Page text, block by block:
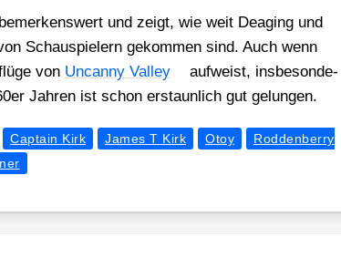
und zeigt, wie weit Deaging und
Schau­spie­lern gekom­men sind. Auch wenn
von Uncan­ny Val­ley
auf­weist, ins­be­son­de­
Jah­ren ist schon erstaun­lich gut gelun­gen.
Captain Kirk James T Kirk Otoy
Roddenberry